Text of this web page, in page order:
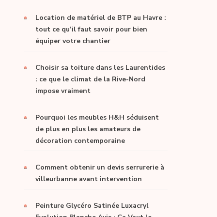
Location de matériel de BTP au Havre :
tout ce qu’il faut savoir pour bien
équiper votre chantier
Choisir sa toiture dans les Laurentides
: ce que le climat de la Rive-Nord
impose vraiment
Pourquoi les meubles H&H séduisent
de plus en plus les amateurs de
décoration contemporaine
Comment obtenir un devis serrurerie à
villeurbanne avant intervention
Peinture Glycéro Satinée Luxacryl